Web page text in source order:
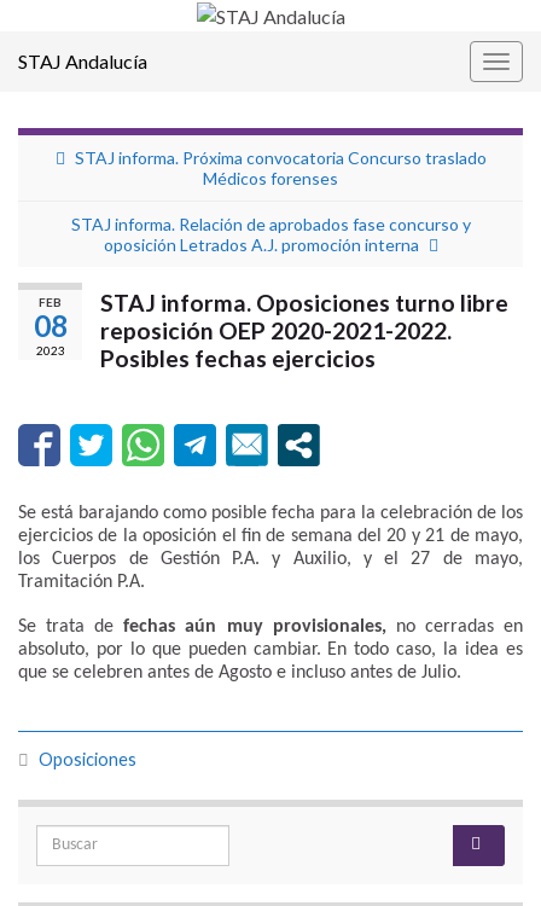
STAJ Andalucía
STAJ informa. Próxima convocatoria Concurso traslado
Médicos forenses
STAJ informa. Relación de aprobados fase concurso y
oposición Letrados A.J. promoción interna
FEB
08
2023
STAJ informa. Oposiciones turno libre
reposición OEP 2020-2021-2022.
Posibles fechas ejercicios
Se está barajando como posible fecha para la celebración de los
ejercicios de la oposición el fin de semana del 20 y 21 de mayo,
los Cuerpos de Gestión P.A. y Auxilio, y el 27 de mayo,
Tramitación P.A.
Se trata defechas aún muy provisionales,no cerradas en
absoluto, por lo que pueden cambiar. En todo caso, la idea es
que se celebren antes de Agosto e incluso antes de Julio.
Oposiciones
Search for: